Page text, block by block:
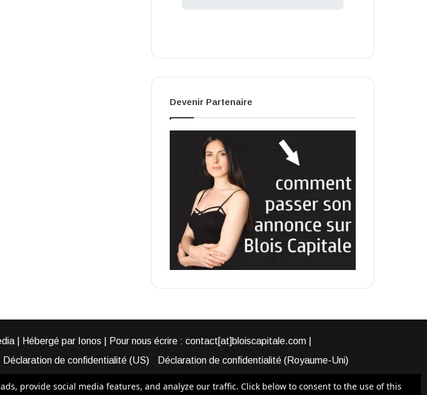
Devenir Partenaire
| Hébergé par Ionos | Pour nous écrire : contact[at]bloiscapitale.com |
Déclaration de confidentialité (US)
Déclaration de confidentialité (Royaume-Uni)
provide social media features, and analyze our traffic. Click below to consent to the use of this